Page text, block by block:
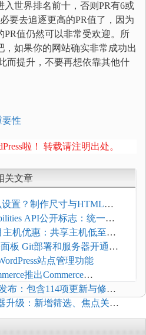
世界排名前十，否则PR有6或
要去追逐更高的PR值了，因为
值仍然可以非常受欢迎。所
，如果你的网站确实非常成功出
而提升，不要再想依靠其他什
要性
啦！ 转载请注明出处。
关文章
设置？制作尺寸与HTML添
API公开标志：统一支
AI代理
主机优惠：共享主机低至
同步折扣
板 Git部署和服务器开通更
站点管理功能
推出Commerce
店可保留前台体验并扩展电
布：包含114项更新与修
体验
升级：新增筛选、焦点关键